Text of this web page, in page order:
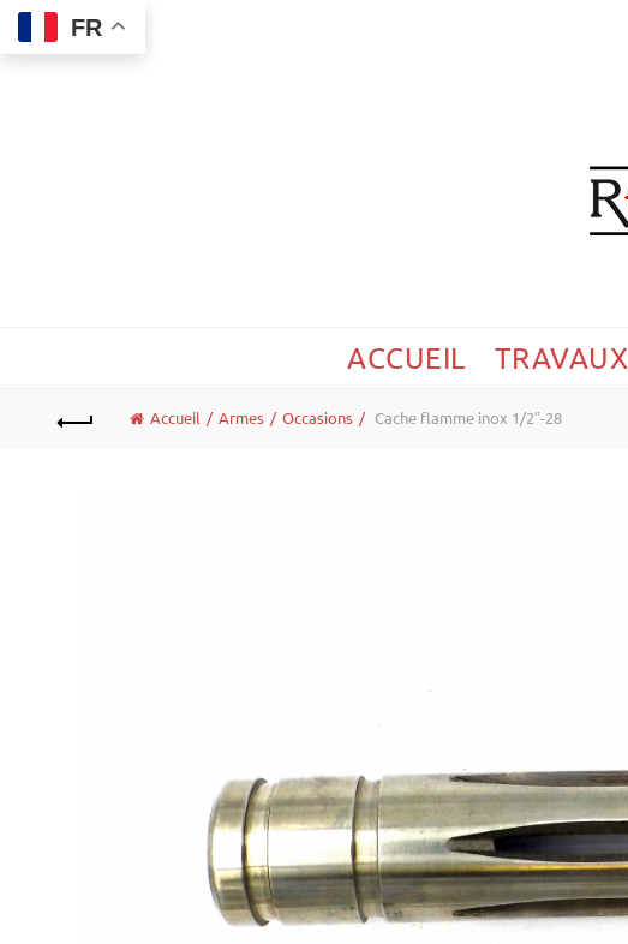
FR
ACCUEIL TRAVAUX
Accueil Armes Occasions Cache flamme inox 1/2″-28